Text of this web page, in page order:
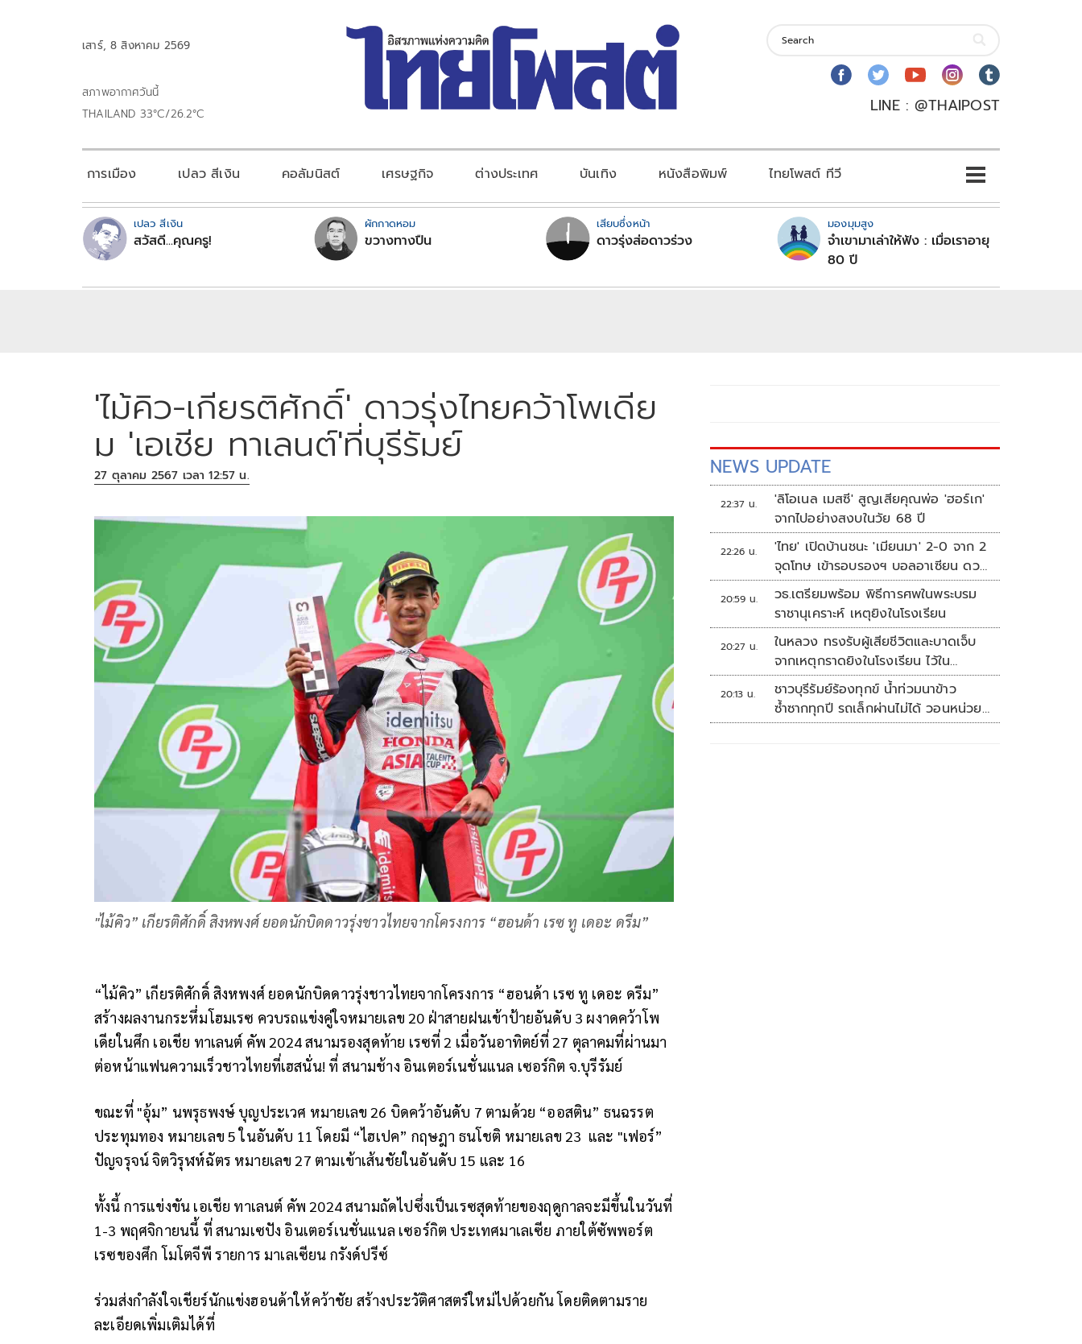
เสาร์, 8 สิงหาคม 2569
สภาพอากาศวันนี้
THAILAND 33°C/26.2°C
LINE : @THAIPOST
การเมือง เปลว สีเงิน คอลัมนิสต์ เศรษฐกิจ ต่างประเทศ บันเทิง หนังสือพิมพ์ ไทยโพสต์ ทีวี
เปลว สีเงิน
สวัสดี...คุณครู!
ผักกาดหอม
ขวางทางปืน
เสียบซึ่งหน้า
ดาวรุ่งส่อดาวร่วง
มองมุมสูง
จำเขามาเล่าให้ฟัง : เมื่อเราอายุ
80 ปี
'ไม้คิว-เกียรติศักดิ์' ดาวรุ่งไทยคว้าโพเดีย
ม 'เอเชีย ทาเลนต์'ที่บุรีรัมย์
27 ตุลาคม 2567 เวลา 12:57 น.
"ไม้คิว” เกียรติศักดิ์ สิงหพงศ์ ยอดนักบิดดาวรุ่งชาวไทยจากโครงการ “ฮอนด้า เรซ ทู เดอะ ดรีม”
“ไม้คิว” เกียรติศักดิ์ สิงหพงศ์ ยอดนักบิดดาวรุ่งชาวไทยจากโครงการ “ฮอนด้า เรซ ทู เดอะ ดรีม”
สร้างผลงานกระหึ่มโฮมเรซ ควบรถแข่งคู่ใจหมายเลข 20 ฝ่าสายฝนเข้าป้ายอันดับ 3 ผงาดคว้าโพ
เดียในศึก เอเชีย ทาเลนต์ คัพ 2024 สนามรองสุดท้าย เรซที่ 2 เมื่อวันอาทิตย์ที่ 27 ตุลาคมที่ผ่านมา
ต่อหน้าแฟนความเร็วชาวไทยที่เฮสนั่น! ที่ สนามช้าง อินเตอร์เนชั่นแนล เซอร์กิต จ.บุรีรัมย์
ขณะที่ "อุ้ม” นพรุธพงษ์ บุญประเวศ หมายเลข 26 บิดคว้าอันดับ 7 ตามด้วย “ออสติน” ธนฉรรต
ประทุมทอง หมายเลข 5 ในอันดับ 11 โดยมี “ไฮเปค” กฤษฎา ธนโชติ หมายเลข 23 และ "เฟอร์”
ปัญจรุจน์ จิตวิรุฬห์ฉัตร หมายเลข 27 ตามเข้าเส้นชัยในอันดับ 15 และ 16
ทั้งนี้ การแข่งขัน เอเชีย ทาเลนต์ คัพ 2024 สนามถัดไปซึ่งเป็นเรซสุดท้ายของฤดูกาลจะมีขึ้นในวันที่
1-3 พฤศจิกายนนี้ ที่ สนามเซปัง อินเตอร์เนชั่นแนล เซอร์กิต ประเทศมาเลเซีย ภายใต้ซัพพอร์ต
เรซของศึก โมโตจีพี รายการ มาเลเซียน กรังด์ปรีซ์
ร่วมส่งกำลังใจเชียร์นักแข่งฮอนด้าให้คว้าชัย สร้างประวัติศาสตร์ใหม่ไปด้วยกัน โดยติดตามราย
ละเอียดเพิ่มเติมได้ที่
NEWS UPDATE
22:37 น.
'ลิโอเนล เมสซี' สูญเสียคุณพ่อ 'ฮอร์เก'
จากไปอย่างสงบในวัย 68 ปี
22:26 น.
'ไทย' เปิดบ้านชนะ 'เมียนมา' 2-0 จาก 2
จุดโทษ เข้ารอบรองฯ บอลอาเซียน ดวล
'สิงคโปร์'
20:59 น.
วธ.เตรียมพร้อม พิธีการศพในพระบรม
ราชานุเคราะห์ เหตุยิงในโรงเรียน
20:27 น.
ในหลวง ทรงรับผู้เสียชีวิตและบาดเจ็บ
จากเหตุกราดยิงในโรงเรียน ไว้ใน
พระบรมราชานุเคราะห์
20:13 น.
ชาวบุรีรัมย์ร้องทุกข์ น้ำท่วมนาข้าว
ซ้ำซากทุกปี รถเล็กผ่านไม่ได้ วอนหน่วย
งานเร่งแก้ไข